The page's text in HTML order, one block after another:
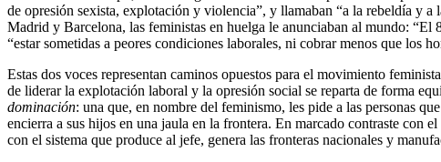
de opresión sexista, explotación y violencia”, y llamaban “a la rebeldía y
Madrid y Barcelona, las feministas en huelga le anunciaban al mundo:
“estar sometidas a peores condiciones laborales, ni cobrar menos que los
Estas dos voces representan caminos opuestos para el movimiento
de liderar la explotación laboral y la opresión social se reparta de forma
dominación: una que, en nombre del feminismo, les pide a las personas
encierra a sus hijos en una jaula en la frontera. En marcado contraste con
con el sistema que produce al jefe, genera las fronteras nacionales y